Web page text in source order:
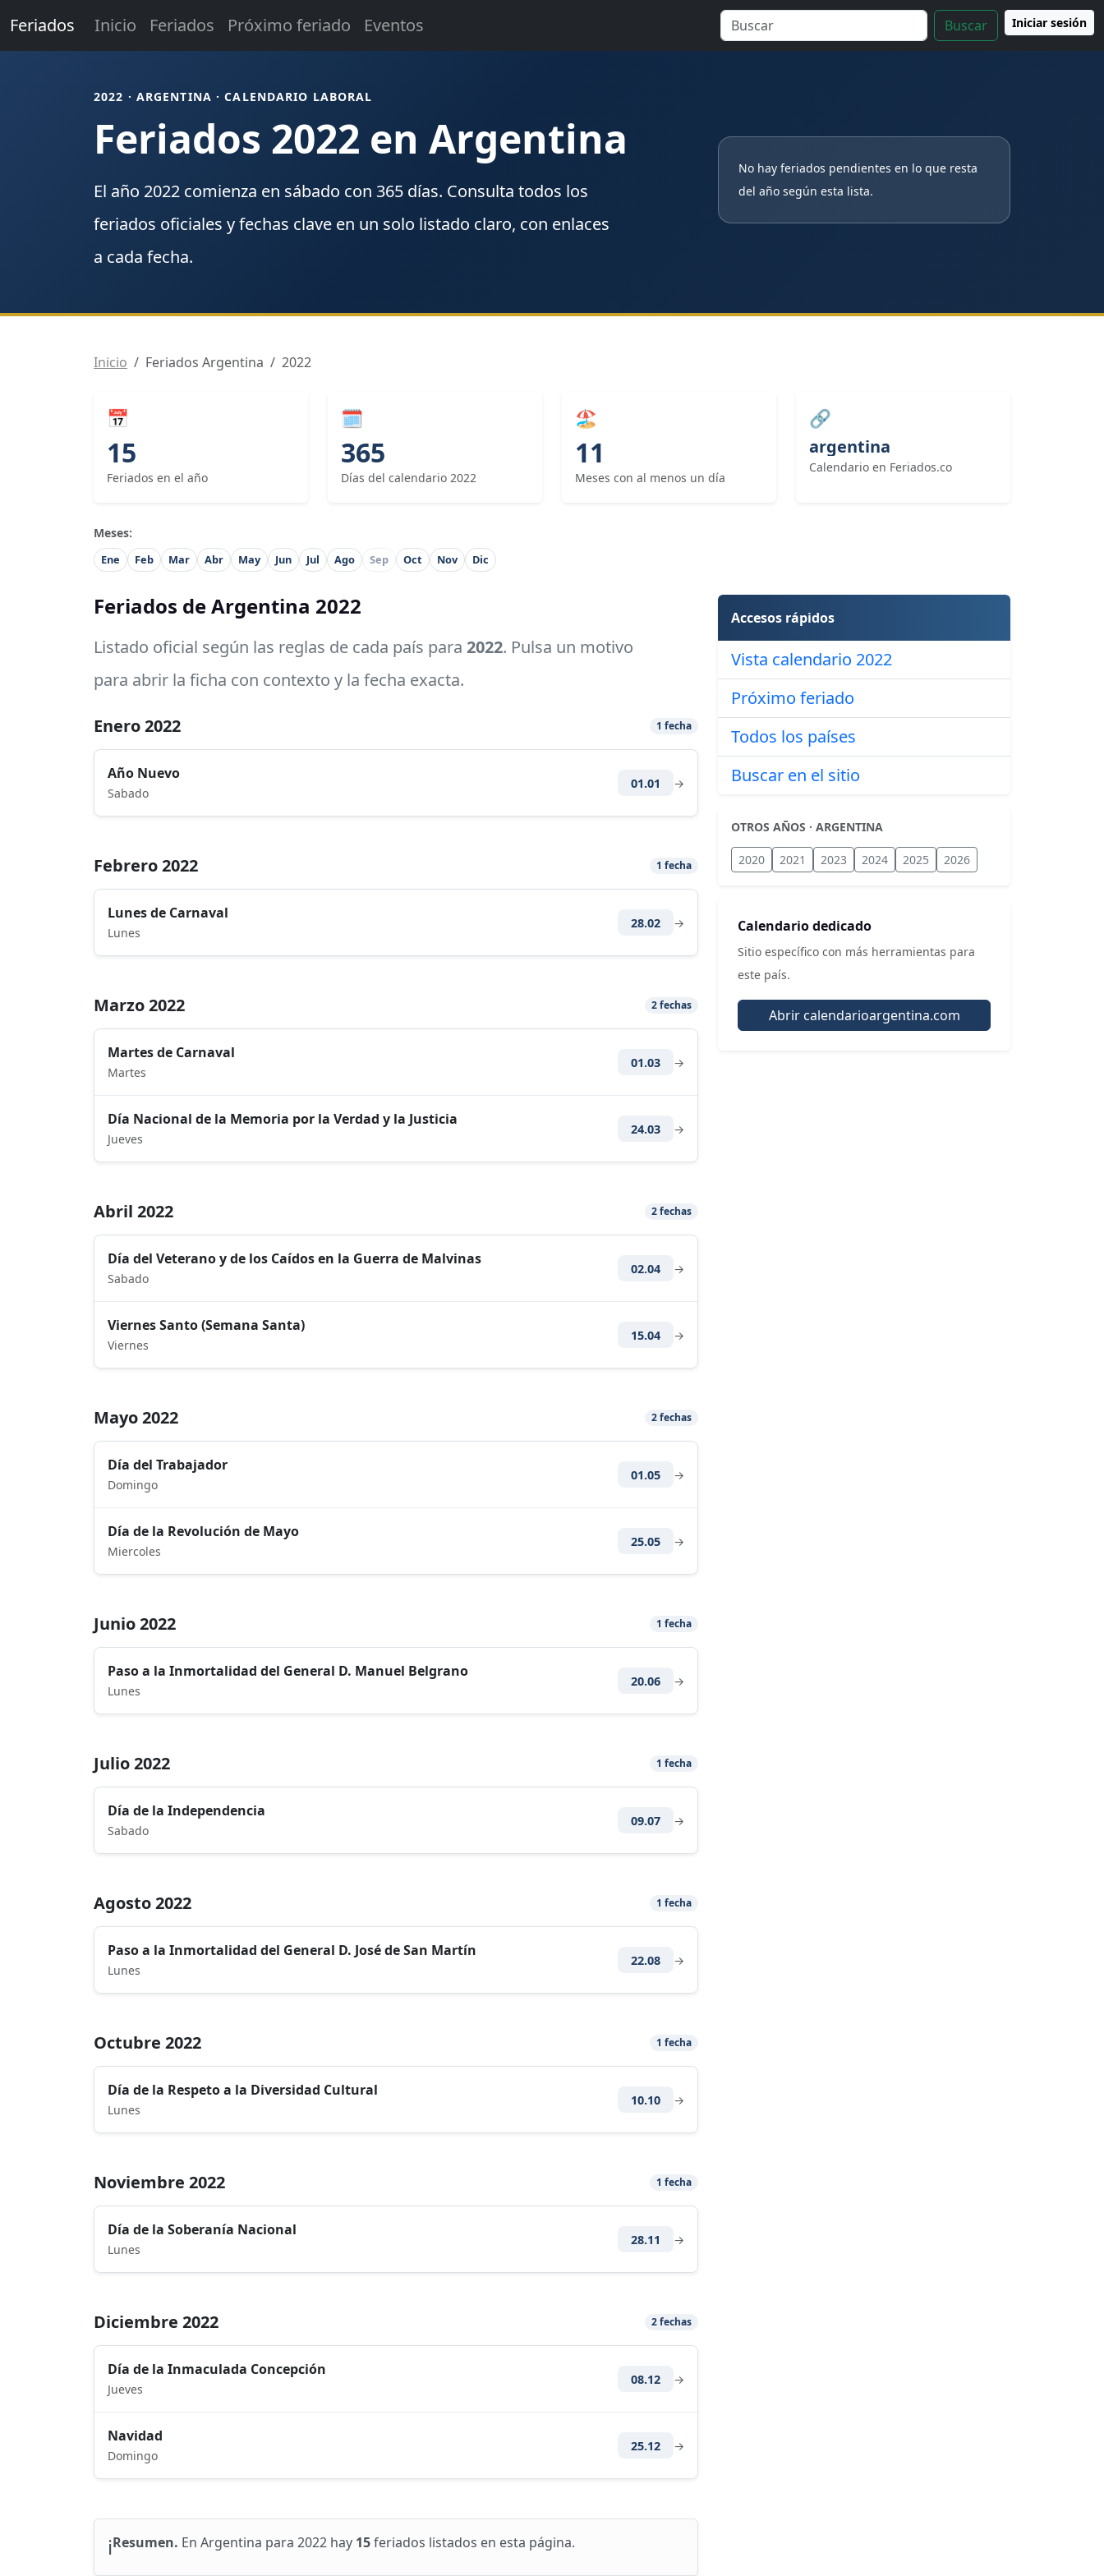
Feriados Inicio Feriados Próximo feriado Eventos Buscar Iniciar sesión
2022 · ARGENTINA · CALENDARIO LABORAL
Feriados 2022 en Argentina
El año 2022 comienza en sábado con 365 días. Consulta todos los
feriados oficiales y fechas clave en un solo listado claro, con enlaces
a cada fecha.
No hay feriados pendientes en lo que resta
del año según esta lista.
Inicio Feriados Argentina 2022
📅
15
Feriados en el año
🗓
365
Días del calendario 2022
🏖
11
Meses con al menos un día
🔗
argentina
Calendario en Feriados.co
Meses:
Ene Feb Mar Abr May Jun Jul Ago Sep Oct Nov Dic
Feriados de Argentina 2022
Listado oficial según las reglas de cada país para 2022. Pulsa un motivo
para abrir la ficha con contexto y la fecha exacta.
Enero 2022 1 fecha
Año Nuevo
Sabado
01.01 →
Febrero 2022 1 fecha
Lunes de Carnaval
Lunes
28.02 →
Marzo 2022 2 fechas
Martes de Carnaval
Martes
01.03 →
Día Nacional de la Memoria por la Verdad y la Justicia
Jueves
24.03 →
Abril 2022 2 fechas
Día del Veterano y de los Caídos en la Guerra de Malvinas
Sabado
02.04 →
Viernes Santo (Semana Santa)
Viernes
15.04 →
Mayo 2022 2 fechas
Día del Trabajador
Domingo
01.05 →
Día de la Revolución de Mayo
Miercoles
25.05 →
Junio 2022 1 fecha
Paso a la Inmortalidad del General D. Manuel Belgrano
Lunes
20.06 →
Julio 2022 1 fecha
Día de la Independencia
Sabado
09.07 →
Agosto 2022 1 fecha
Paso a la Inmortalidad del General D. José de San Martín
Lunes
22.08 →
Octubre 2022 1 fecha
Día de la Respeto a la Diversidad Cultural
Lunes
10.10 →
Noviembre 2022 1 fecha
Día de la Soberanía Nacional
Lunes
28.11 →
Diciembre 2022 2 fechas
Día de la Inmaculada Concepción
Jueves
08.12 →
Navidad
Domingo
25.12 →
ℹ️Resumen. En Argentina para 2022 hay 15feriados listados en esta página.
Accesos rápidos
Vista calendario 2022
Próximo feriado
Todos los países
Buscar en el sitio
OTROS AÑOS · ARGENTINA
2020 2021 2023 2024 2025 2026
Calendario dedicado
Sitio específico con más herramientas para
este país.
Abrir calendarioargentina.com